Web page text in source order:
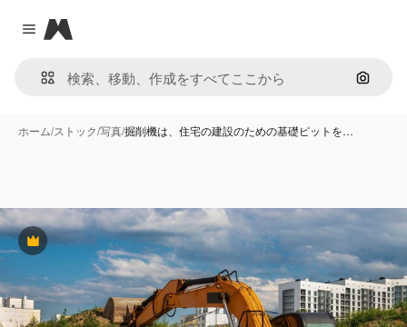
Close menu
Magnific
画像で
ホーム/ストック/写真/掘削機は、住宅の建設のための基礎ピットを…
Premium